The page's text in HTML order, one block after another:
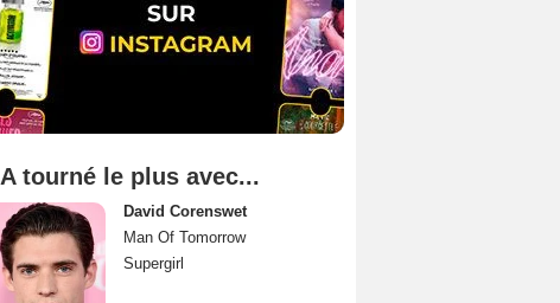
A tourné le plus avec...
David Corenswet
Man Of Tomorrow
Supergirl